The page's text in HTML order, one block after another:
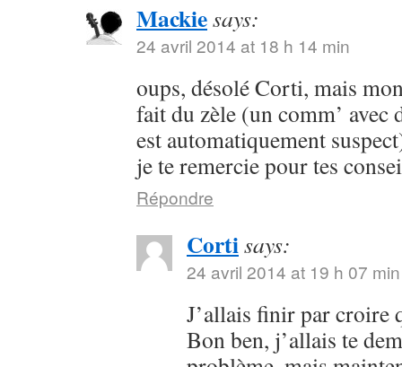
Mackiesays:
24 avril 2014 at 18 h 14 min
oups, désolé Corti, mais
fait du zèle (un comm’ avec
est automatiquement
je te remercie pour tes
Répondre
Cortisays:
24 avril 2014 at 19 h 07 min
J’allais finir par croire
Bon ben, j’allais te